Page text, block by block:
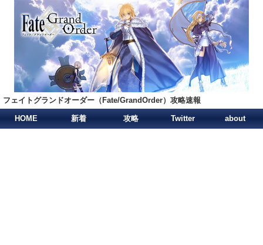
フェイトグランドオーダー（Fate/GrandOrder）攻略速報
HOME 新着 攻略 Twitter about